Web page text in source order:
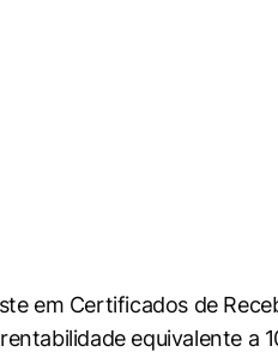
em Certificados de
equivalente a